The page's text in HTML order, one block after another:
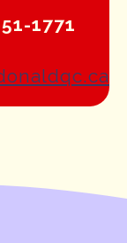
1771